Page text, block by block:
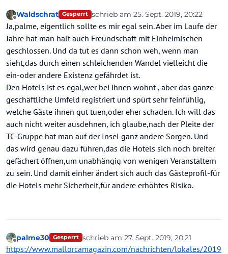
Offline
Waldschrat Gesperrt schrieb am 25. Sept. 2019, 20:22
zuletzt editiert von Waldschrat
Ja,palme, eigentlich sollte es mir egal sein. Aber im Laufe der
Jahre hat man halt auch Freundschaft mit Einheimischen
geschlossen. Und da tut es dann schon weh, wenn man
sieht,das durch einen schleichenden Wandel vielleicht die
ein-oder andere Existenz gefährdet ist.
Den Hotels ist es egal,wer bei ihnen wohnt , aber das ganze
geschäftliche Umfeld registriert und spürt sehr feinfühlig,
welche Gäste ihnen gut tuen,oder eher schaden. Ich will das
auch nicht weiter ausdehnen, ich glaube,nach der Pleite der
TC-Gruppe hat man auf der Insel ganz andere Sorgen. Und
das wird genau dazu führen,das die Hotels sich noch breiter
gefächert öffnen,um unabhängig von wenigen Veranstaltern
zu sein. Und damit einher ändert sich auch das Gästeprofil-für
die Hotels mehr Sicherheit,für andere erhöhtes Risiko.
Offline
palme30 Gesperrt schrieb am 27. Sept. 2019, 20:21
zuletzt editiert von
https://www.mallorcamagazin.com/nachrichten/lokales/2019